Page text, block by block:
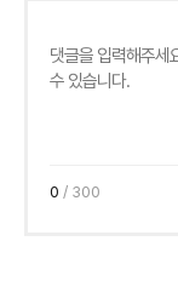
0 / 300